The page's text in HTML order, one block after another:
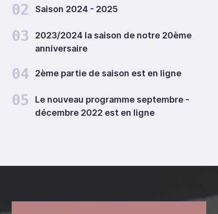
02 Saison 2024 - 2025
03
2023/2024 la saison de notre 20ème
anniversaire
04 2ème partie de saison est en ligne
05
Le nouveau programme septembre -
décembre 2022 est en ligne